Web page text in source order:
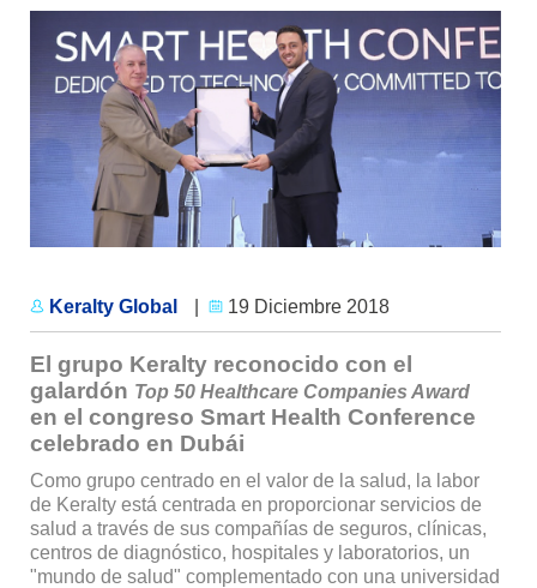
Keralty Global 19 Diciembre 2018
El grupo Keralty reconocido con el
galardón Top 50 Healthcare Companies Award
en el congreso Smart Health Conference
celebrado en Dubái
Como grupo centrado en el valor de la salud, la labor
de Keralty está centrada en proporcionar servicios de
salud a través de sus compañías de seguros, clínicas,
centros de diagnóstico, hospitales y laboratorios, un
"mundo de salud" complementado con una universidad